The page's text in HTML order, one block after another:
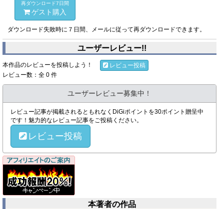
再ダウンロード7日間
ゲスト購入
ダウンロード失敗時に７日間、メールに従って再ダウンロードできます。
ユーザーレビュー!!
本作品のレビューを投稿しよう！
レビュー投稿
レビュー数：全 0 件
ユーザーレビュー募集中！
レビュー記事が掲載されるともれなくDiGiポイントを30ポイント贈呈中
です！魅力的なレビュー記事をご投稿ください。
レビュー投稿
本著者の作品